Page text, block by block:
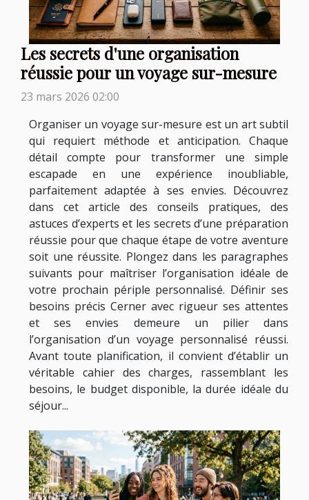
Les secrets d'une organisation
réussie pour un voyage sur-mesure
23 mars 2026 02:00
Organiser un voyage sur-mesure est un art subtil
qui requiert méthode et anticipation. Chaque
détail compte pour transformer une simple
escapade en une expérience inoubliable,
parfaitement adaptée à ses envies. Découvrez
dans cet article des conseils pratiques, des
astuces d’experts et les secrets d’une préparation
réussie pour que chaque étape de votre aventure
soit une réussite. Plongez dans les paragraphes
suivants pour maîtriser l’organisation idéale de
votre prochain périple personnalisé. Définir ses
besoins précis Cerner avec rigueur ses attentes
et ses envies demeure un pilier dans
l’organisation d’un voyage personnalisé réussi.
Avant toute planification, il convient d’établir un
véritable cahier des charges, rassemblant les
besoins, le budget disponible, la durée idéale du
séjour...